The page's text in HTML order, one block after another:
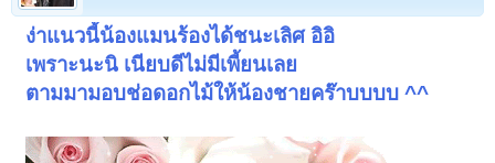
ง่าแนวนี้น้องแมนร้องได้ชนะเลิศ อิอิ
เพราะนะนิ เนียบดีไม่มีเพี้ยนเลย
ตามมามอบช่อดอกไม้ให้น้องชายคร๊าบบบบ ^^